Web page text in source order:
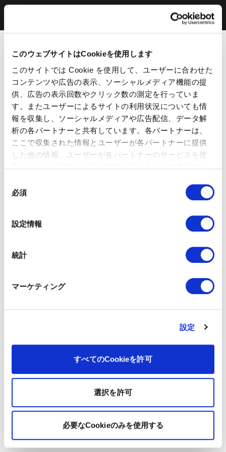
このウェブサイトはCookieを使用します
このサイトでは Cookie を使用して、ユーザーに合わせた
コンテンツや広告の表示、ソーシャルメディア機能の提
供、広告の表示回数やクリック数の測定を行っていま
す。またユーザーによるサイトの利用状況についても情
報を収集し、ソーシャルメディアや広告配信、データ解
析の各パートナーと共有しています。各パートナーは、
ここで収集された情報とユーザーが各パートナーに提供
した他の情報、ユーザーが各パートナーのサービスを使
ッキーに同意したことになります。
必須
設定情報
統計
マーケティング
設定
すべてのCookieを許可
選択を許可
必要なCookieのみを使用する